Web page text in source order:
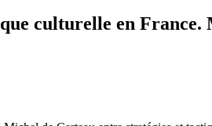
culturelle en